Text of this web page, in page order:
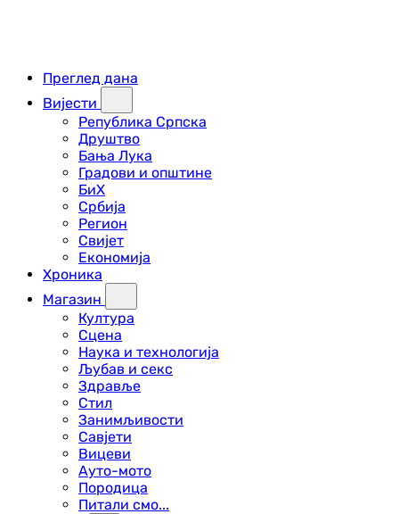
Преглед дана
Вијести
Република Српска
Друштво
Бања Лука
Градови и општине
БиХ
Србија
Регион
Свијет
Економија
Хроника
Магазин
Култура
Сцена
Наука и технологија
Љубав и секс
Здравље
Стил
Занимљивости
Савјети
Вицеви
Ауто-мото
Породица
Питали смо...